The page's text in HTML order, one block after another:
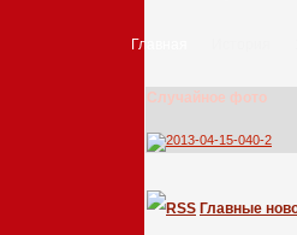
Главная
Случайное фото
Главные